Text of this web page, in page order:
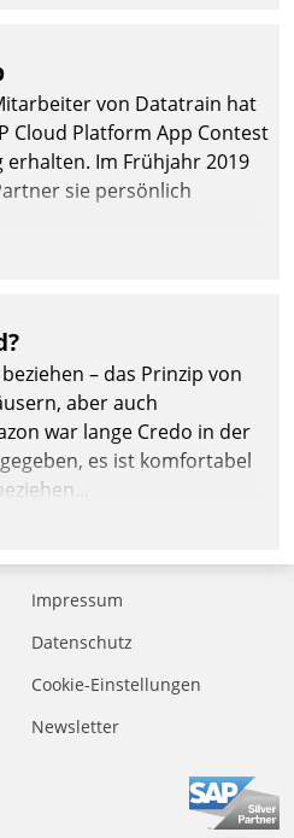
von Datatrain hat
Cloud Platform App Contest
erhalten. Im Frühjahr 2019
sie persönlich
– das Prinzip von
aber auch
war lange Credo in der
es ist komfortabel
Impressum
Datenschutz
Cookie-Einstellungen
Newsletter